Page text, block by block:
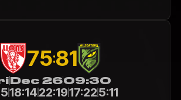
75:81
Dec 2609:30
18:1422:1917:225:11